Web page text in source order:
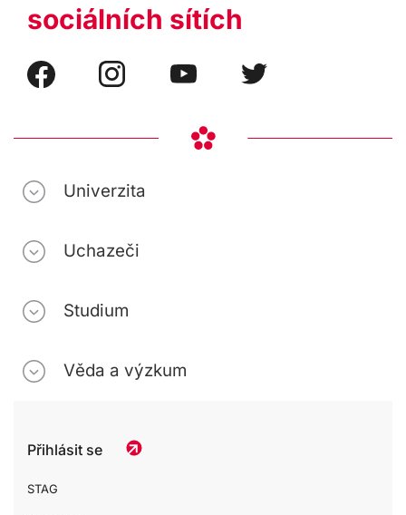
sociálních sítích
Univerzita
Uchazeči
Studium
Věda a výzkum
Přihlásit se
STAG